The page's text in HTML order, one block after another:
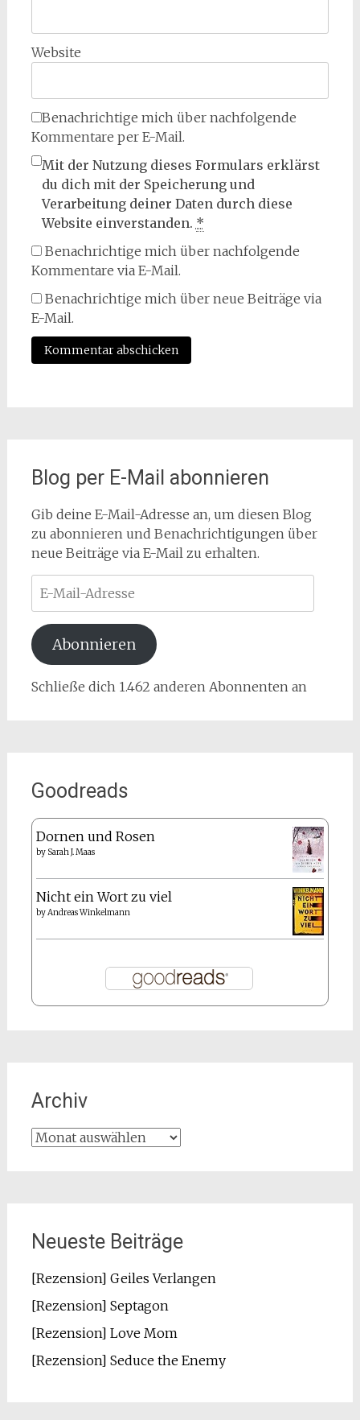
Website
Benachrichtige mich über nachfolgende
Kommentare per E-Mail.
Mit der Nutzung dieses Formulars erklärst
du dich mit der Speicherung und
Verarbeitung deiner Daten durch diese
Website einverstanden. *
Benachrichtige mich über nachfolgende
Kommentare via E-Mail.
Benachrichtige mich über neue Beiträge via
E-Mail.
Blog per E-Mail abonnieren
Gib deine E-Mail-Adresse an, um diesen Blog
zu abonnieren und Benachrichtigungen über
neue Beiträge via E-Mail zu erhalten.
Mail-
Adresse
Abonnieren
Schließe dich 1.462 anderen Abonnenten an
Goodreads
Dornen und Rosen
by Sarah J. Maas
Nicht ein Wort zu viel
byAndreas Winkelmann
Archiv
Archiv
Neueste Beiträge
[Rezension] Geiles Verlangen
[Rezension] Septagon
[Rezension] Love Mom
[Rezension] Seduce the Enemy